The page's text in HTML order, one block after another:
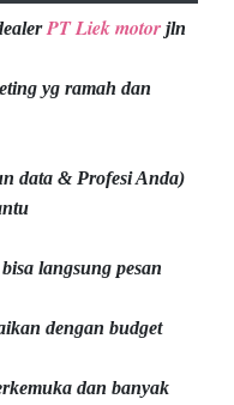
PT Liek motor jln
yg ramah dan
data & Profesi Anda)
langsung pesan
dengan budget
dan banyak